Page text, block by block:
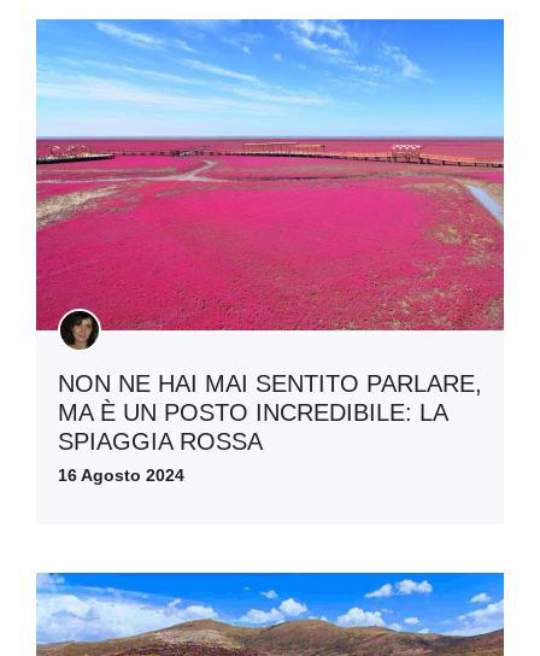
NON NE HAI MAI SENTITO PARLARE,
MA È UN POSTO INCREDIBILE: LA
SPIAGGIA ROSSA
16 Agosto 2024